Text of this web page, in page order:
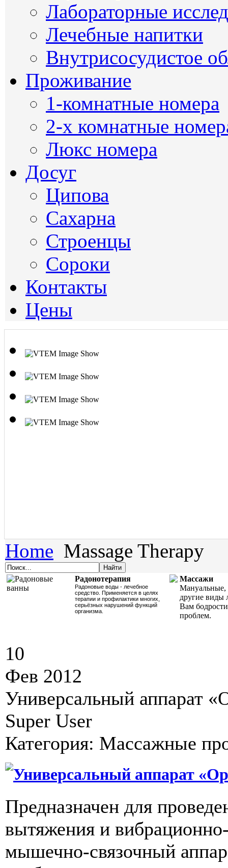
Лабораторные
Лечебные напитки
Внутрисосудистое
Проживание
1-комнатные номера
2-х комнатные
Люкс номера
Досуг
Ципова
Сахарна
Строенцы
Сороки
Контакты
Цены
Home Massage Therapy
Радонотерапия
Радоновые воды - лечебное
средство. Применяется в целях
терапии и профилактики многих,
серьёзных нарушений функций
организма.
Массажи
Мануальные,
другие виды
Вам
проблем.
10
Фев 2012
Универсальный аппарат
Super User
Категория: Массажные
Универсальный аппарат
Предназначен для
вытяжения и
мышечно-связочный